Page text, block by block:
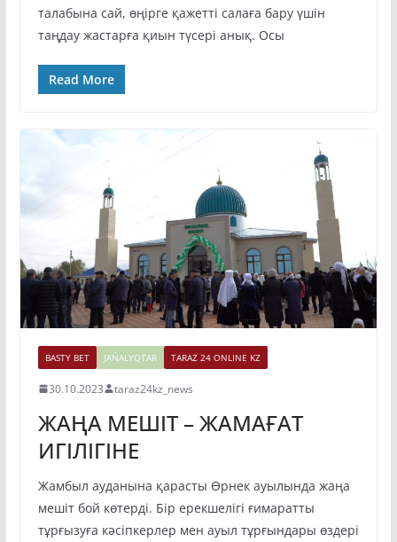
талабына сай, өңірге қажетті салаға бару үшін
таңдау жастарға қиын түсері анық. Осы
Read More
BASTY BET JAŃALYQTAR TARAZ 24 ONLINE KZ
30.10.2023 taraz24kz_news
ЖАҢА МЕШІТ – ЖАМАҒАТ
ИГІЛІГІНЕ
Жамбыл ауданына қарасты Өрнек ауылында жаңа
мешіт бой көтерді. Бір ерекшелігі ғимаратты
тұрғызуға кәсіпкерлер мен ауыл тұрғындары өздері